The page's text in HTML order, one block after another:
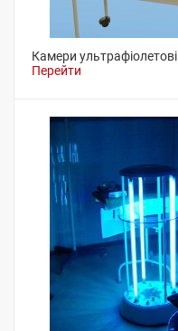
Камери ультрафіолетові
Перейти